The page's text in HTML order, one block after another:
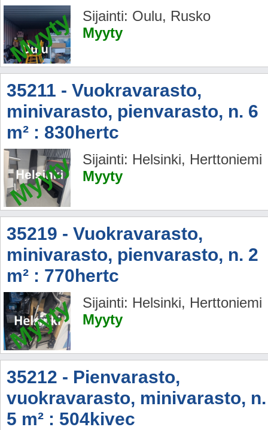
Myyty
Sijainti: Oulu, Rusko
Myyty
35211 - Vuokravarasto,
minivarasto, pienvarasto, n. 6
m² : 830hertc
Myyty
Sijainti: Helsinki, Herttoniemi
Myyty
35219 - Vuokravarasto,
minivarasto, pienvarasto, n. 2
m² : 770hertc
Myyty
Sijainti: Helsinki, Herttoniemi
Myyty
35212 - Pienvarasto,
vuokravarasto, minivarasto, n.
5 m² : 504kivec